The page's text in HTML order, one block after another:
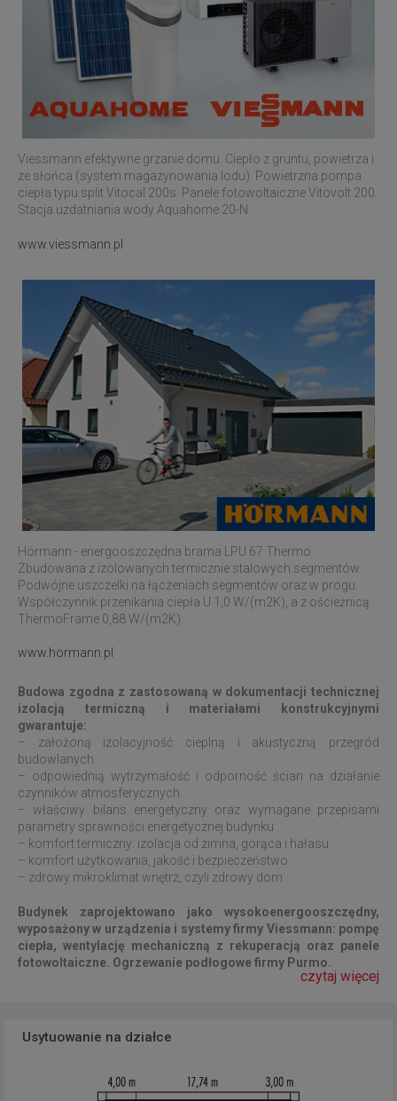
Viessmann efektywne grzanie domu. Ciepło z gruntu, powietrza i
ze słońca (system magazynowania lodu). Powietrzna pompa
ciepła typu split Vitocal 200s. Panele fotowoltaiczne Vitovolt 200.
Stacja uzdatniania wody Aquahome 20-N.
www.viessmann.pl
Hörmann - energooszczędna brama LPU 67 Thermo.
Zbudowana z izolowanych termicznie stalowych segmentów.
Podwójne uszczelki na łączeniach segmentów oraz w progu.
Współczynnik przenikania ciepła U 1,0 W/(m2K), a z ościeżnicą
ThermoFrame 0,88 W/(m2K).
www.hormann.pl
Budowa zgodna z zastosowaną w dokumentacji technicznej
izolacją termiczną i materiałami konstrukcyjnymi
gwarantuje:
– założoną izolacyjność cieplną i akustyczną przegród
budowlanych
– odpowiednią wytrzymałość i odporność ścian na działanie
czynników atmosferycznych
– właściwy bilans energetyczny oraz wymagane przepisami
parametry sprawności energetycznej budynku
– komfort termiczny: izolacja od zimna, gorąca i hałasu
– komfort użytkowania, jakość i bezpieczeństwo
– zdrowy mikroklimat wnętrz, czyli zdrowy dom
Budynek zaprojektowano jako wysokoenergooszczędny,
wyposażony w urządzenia i systemy firmy Viessmann: pompę
ciepła, wentylację mechaniczną z rekuperacją oraz panele
fotowoltaiczne. Ogrzewanie podłogowe firmy Purmo.
czytaj więcej
Usytuowanie na działce